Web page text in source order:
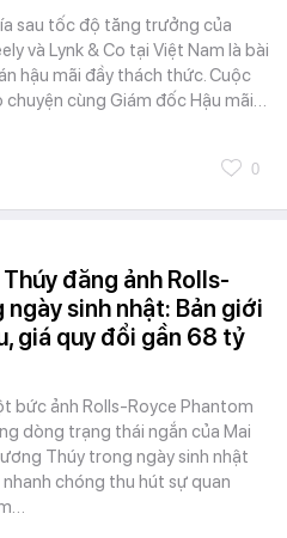
sau tốc độ tăng trưởng của
và Lynk & Co tại Việt Nam là bài
hậu mãi đầy thách thức. Cuộc
chuyện cùng Giám đốc Hậu mãi…
0
đăng ảnh Rolls-
sinh nhật: Bản giới
giá quy đổi gần 68 tỷ
bức ảnh Rolls-Royce Phantom
dòng trạng thái ngắn của Mai
Thúy trong ngày sinh nhật
nhanh chóng thu hút sự quan